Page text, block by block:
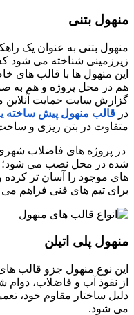
منهول بتنی
منهول بتنی به عنوان یک
زیرزمینی شناخته می شود که
این منهول ها با قالب های
هم در محل پروژه و هم به
گزارش سایت حمایت آنلاین
در قالب منهول پیش ساخته
متفاوت در بتن ریزی و
در پروژه های فاضلاب
شده در محل نصب می شود؛
های موجود را آسان تر کرده
برای تیم های فنی فراهم می
منهول پلی اتیلن
این نوع منهول جزو قالب
از نفوذ آب و فاضلاب، دوام
دلیل ساختار مقاوم خود،
می شود.